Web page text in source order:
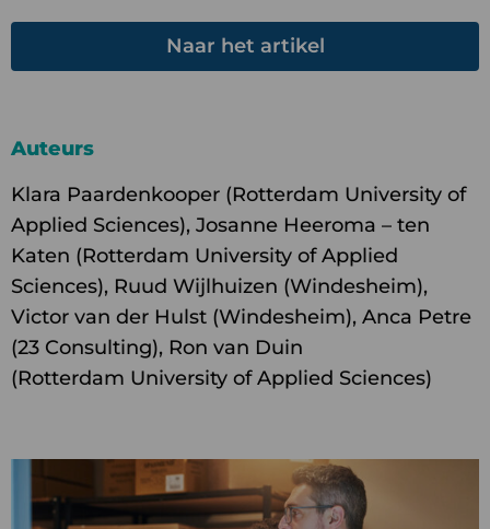
Naar het artikel
Auteurs
Klara Paardenkooper (Rotterdam University of
Applied Sciences), Josanne Heeroma – ten
Katen (Rotterdam University of Applied
Sciences), Ruud Wijlhuizen (Windesheim),
Victor van der Hulst (Windesheim), Anca Petre
(23 Consulting), Ron van Duin
(Rotterdam University of Applied Sciences)